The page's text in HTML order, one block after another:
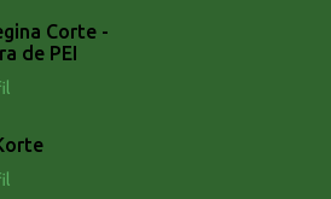
Corte -
de PEI